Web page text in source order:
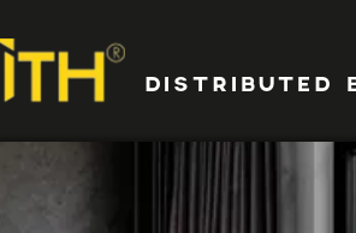
DISTRIBUTED